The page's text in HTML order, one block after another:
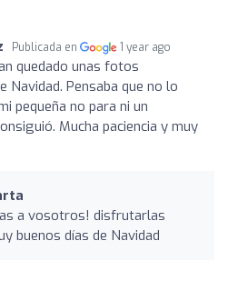
Publicada en 1 year ago
quedado unas fotos
Navidad. Pensaba que no lo
pequeña no para ni un
Mucha paciencia y muy
a vosotros! disfrutarlas
buenos días de Navidad